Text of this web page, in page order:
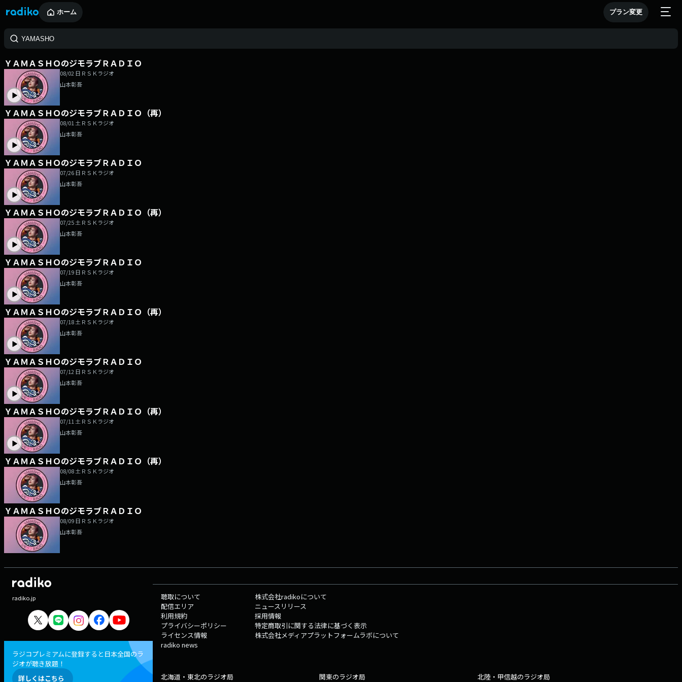
ホーム プラン変更
ＹＡＭＡＳＨＯのジモラブＲＡＤＩＯ
08/02 日 ＲＳＫラジオ
山本彰吾
ＹＡＭＡＳＨＯのジモラブＲＡＤＩＯ（再）
08/01 土 ＲＳＫラジオ
山本彰吾
ＹＡＭＡＳＨＯのジモラブＲＡＤＩＯ
07/26 日 ＲＳＫラジオ
山本彰吾
ＹＡＭＡＳＨＯのジモラブＲＡＤＩＯ（再）
07/25 土 ＲＳＫラジオ
山本彰吾
ＹＡＭＡＳＨＯのジモラブＲＡＤＩＯ
07/19 日 ＲＳＫラジオ
山本彰吾
ＹＡＭＡＳＨＯのジモラブＲＡＤＩＯ（再）
07/18 土 ＲＳＫラジオ
山本彰吾
ＹＡＭＡＳＨＯのジモラブＲＡＤＩＯ
07/12 日 ＲＳＫラジオ
山本彰吾
ＹＡＭＡＳＨＯのジモラブＲＡＤＩＯ（再）
07/11 土 ＲＳＫラジオ
山本彰吾
ＹＡＭＡＳＨＯのジモラブＲＡＤＩＯ（再）
08/08 土 ＲＳＫラジオ
山本彰吾
ＹＡＭＡＳＨＯのジモラブＲＡＤＩＯ
08/09 日 ＲＳＫラジオ
山本彰吾
radiko.jp
ラジコプレミアムに登録すると日本全国のラ
ジオが聴き放題！
詳しくはこちら
聴取について
配信エリア
利用規約
プライバシーポリシー
ライセンス情報
radiko news
株式会社radikoについて
ニュースリリース
採用情報
特定商取引に関する法律に基づく表示
株式会社メディアプラットフォームラボについて
北海道・東北のラジオ局 関東のラジオ局 北陸・甲信越のラジオ局